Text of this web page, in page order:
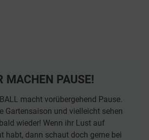
MACHEN PAUSE!
macht vorübergehend Pause.
Gartensaison und vielleicht sehen
wieder! Wenn ihr Lust auf
habt, dann schaut doch gerne bei